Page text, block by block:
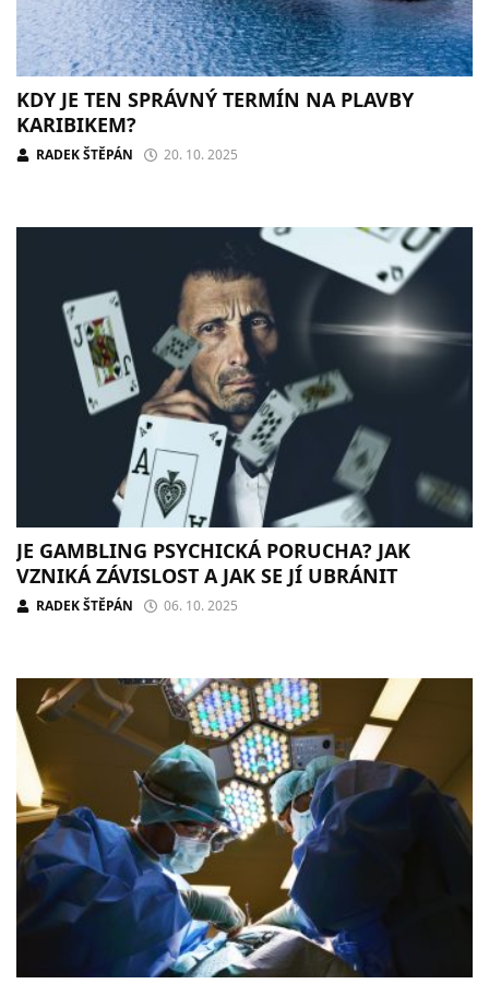
KDY JE TEN SPRÁVNÝ TERMÍN NA PLAVBY
KARIBIKEM?
RADEK ŠTĚPÁN 20. 10. 2025
JE GAMBLING PSYCHICKÁ PORUCHA? JAK
VZNIKÁ ZÁVISLOST A JAK SE JÍ UBRÁNIT
RADEK ŠTĚPÁN 06. 10. 2025